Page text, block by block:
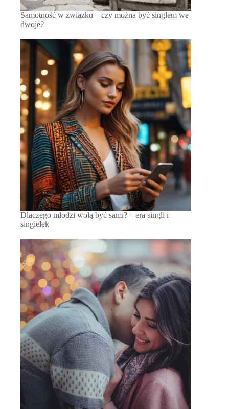
Samotność w związku – czy można być singlem we
dwoje?
Dlaczego młodzi wolą być sami? – era singli i
singielek